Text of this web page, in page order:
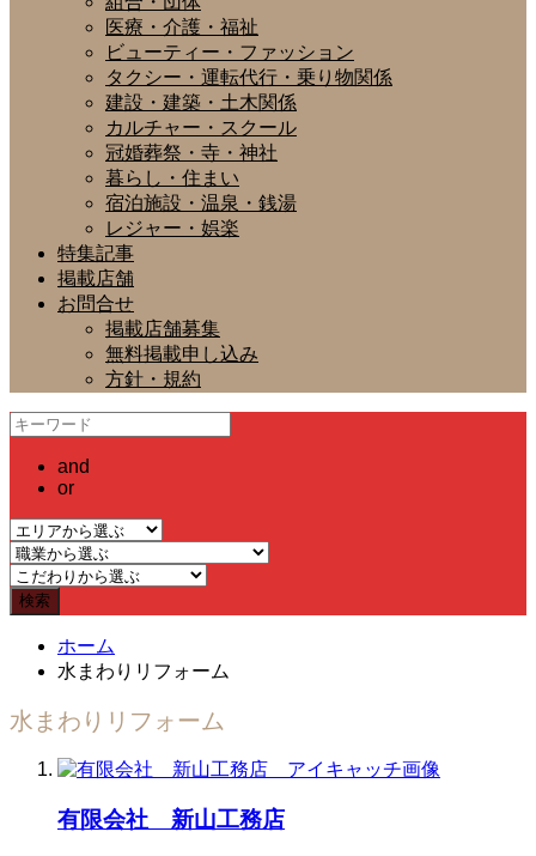
医療・介護・福祉
ビューティー・ファッション
タクシー・運転代行・乗り物関係
建設・建築・土木関係
カルチャー・スクール
冠婚葬祭・寺・神社
暮らし・住まい
宿泊施設・温泉・銭湯
レジャー・娯楽
特集記事
掲載店舗
お問合せ
掲載店舗募集
無料掲載申し込み
方針・規約
and
or
ホーム
水まわりリフォーム
水まわりリフォーム
有限会社 新山工務店